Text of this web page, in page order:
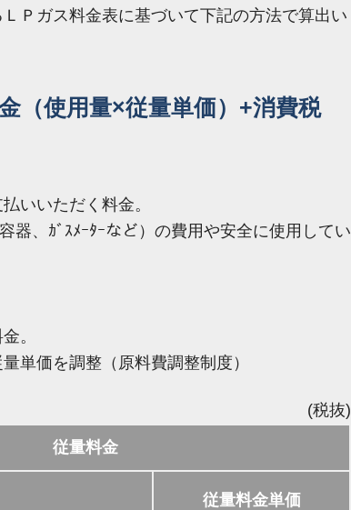
Ｐガス料金表に基づいて下記の方法で算出い
（使用量×従量単価）+消費税
いいただく料金。
器、ｶﾞｽﾒｰﾀｰなど）の費用や安全に使用してい
。
単価を調整（原料費調整制度）
(税抜)
従量料金
従量料金単価